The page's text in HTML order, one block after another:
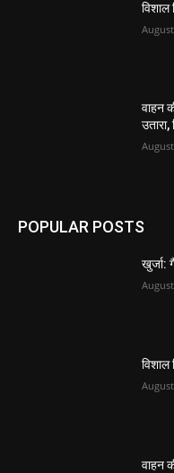
विशाल
वाहन
POPULAR POSTS
खुर्जा:
विशाल
वाहन